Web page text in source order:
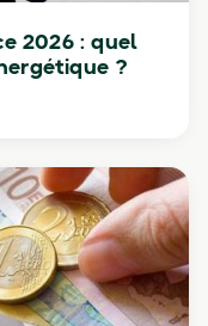
2026 : quel
?